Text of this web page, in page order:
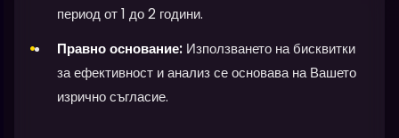
период от 1 до 2 години.
Правно основание: Използването на бисквитки
за ефективност и анализ се основава на Вашето
изрично съгласие.